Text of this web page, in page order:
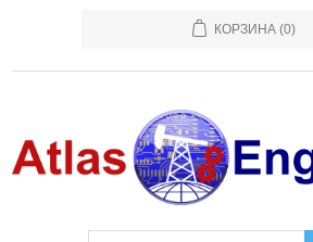
КОРЗИНА (0)